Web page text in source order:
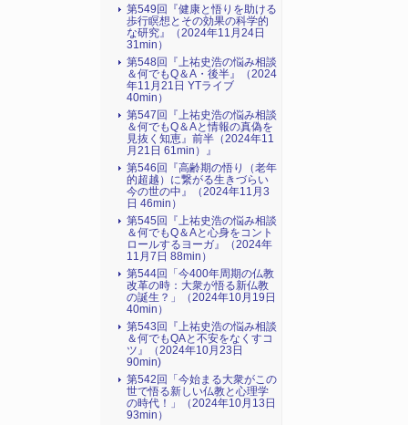
第549回『健康と悟りを助ける
歩行瞑想とその効果の科学的
な研究』（2024年11月24日
31min）
第548回『上祐史浩の悩み相談
＆何でもQ＆A・後半』（2024
年11月21日 YTライブ
40min）
第547回『上祐史浩の悩み相談
＆何でもQ＆Aと情報の真偽を
見抜く知恵』前半（2024年11
月21日 61min）』
第546回『高齢期の悟り（老年
的超越）に繋がる生きづらい
今の世の中』（2024年11月3
日 46min）
第545回『上祐史浩の悩み相談
＆何でもQ＆Aと心身をコント
ロールするヨーガ』（2024年
11月7日 88min）
第544回「今400年周期の仏教
改革の時：大衆が悟る新仏教
の誕生？」（2024年10月19日
40min）
第543回『上祐史浩の悩み相談
＆何でもQAと不安をなくすコ
ツ』（2024年10月23日
90min)
第542回「今始まる大衆がこの
世で悟る新しい仏教と心理学
の時代！」（2024年10月13日
93min）